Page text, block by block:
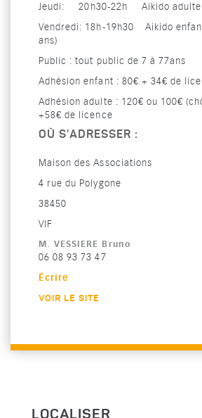
Jeudi: 20h30-22h Aikido
Vendredi: 18h-19h30 Aikido
ans)
Public : tout public de 7 à 77ans
Adhésion enfant : 80€ + 34€ de
Adhésion adulte : 120€ ou 100€
+58€ de licence
OÙ S'ADRESSER :
Maison des Associations
4 rue du Polygone
38450
VIF
M. VESSIERE Bruno
Téléphone :
06 08 93 73 47
Écrire
VOIR LE SITE
LOCALISER